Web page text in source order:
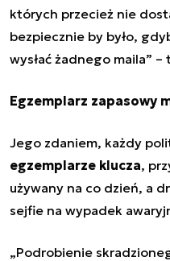
których przecież nie
bezpiecznie by było,
wysłać żadnego maila” –
Egzemplarz zapasowy
Jego zdaniem, każdy
egzemplarze klucza,
używany na co dzień, a
sejfie na wypadek
„Podrobienie